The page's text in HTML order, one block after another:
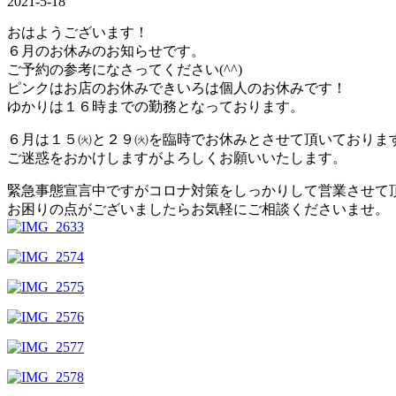
おはようございます！
６月のお休みのお知らせです。
ご予約の参考になさってください(^^)
ピンクはお店のお休みできいろは個人のお休みです！
ゆかりは１６時までの勤務となっております。
６月は１５㈫と２９㈫を臨時でお休みとさせて頂いておりま
ご迷惑をおかけしますがよろしくお願いいたします。
緊急事態宣言中ですがコロナ対策をしっかりして営業させて
お困りの点がございましたらお気軽にご相談くださいませ。